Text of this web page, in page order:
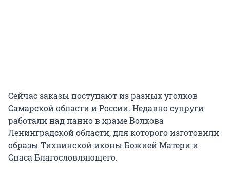
Сейчас заказы поступают из разных уголков
Самарской области и России. Недавно супруги
работали над панно в храме Волхова
Ленинградской области, для которого изготовили
образы Тихвинской иконы Божией Матери и
Спаса Благословляющего.